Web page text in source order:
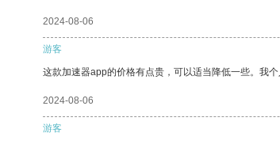
2024-08-06
游客
这款加速器app的价格有点贵，可以适当降低一些。我
2024-08-06
游客